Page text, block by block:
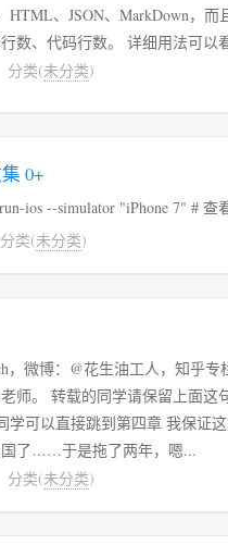
HTML、JSON、MarkDown，
数、代码行数。 详细用法可以
分类(未分类)
0+
react-native run-ios --simulator "iPhone
分类(未分类)
，微博：@花生油工人，知乎
师。 转载的同学请保留上面
前看过的所有文章都不同，这是12年还在果壳的时候写的，但
了……于是拖了两年，嗯...
分类(未分类)